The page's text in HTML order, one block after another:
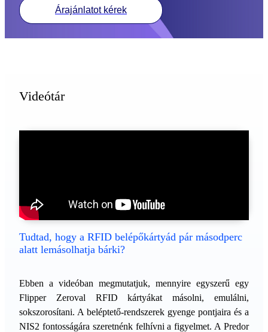
Árajánlatot kérek
Videótár
Tudtad, hogy a RFID belépőkártyád pár másodperc
alatt lemásolhatja bárki?
Ebben a videóban megmutatjuk, mennyire egyszerű egy
Flipper Zeroval RFID kártyákat másolni, emulálni,
sokszorosítani. A beléptető-rendszerek gyenge pontjaira és a
NIS2 fontosságára szeretnénk felhívni a figyelmet. A Predor